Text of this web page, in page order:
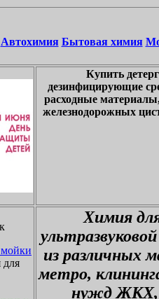
Автохимия Бытовая химия
Купить
дезинфицирующие
расходные
железнодорожных
Химия
из различных
метро,
нужд ЖКХ,